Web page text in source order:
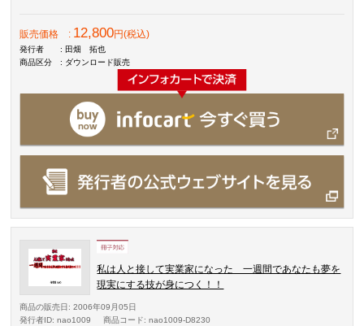
販売価格 : 12,800円(税込)
発行者
: 田畑 拓也
商品区分
: ダウンロード販売
私は人と接して実業家になった 一週間であなたも夢を
現実にする技が身につく！！
商品の販売日 : 2006年09月05日
発行者ID: nao1009 商品コード: nao1009-D8230